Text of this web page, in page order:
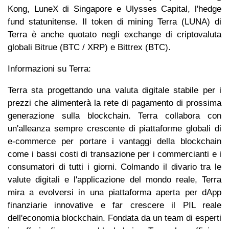
Kong, LuneX di Singapore e Ulysses Capital, l'hedge
fund statunitense. Il token di mining Terra (LUNA) di
Terra è anche quotato negli exchange di criptovaluta
globali Bitrue (BTC / XRP) e Bittrex (BTC).
Informazioni su Terra:
Terra sta progettando una valuta digitale stabile per i
prezzi che alimenterà la rete di pagamento di prossima
generazione sulla blockchain. Terra collabora con
un'alleanza sempre crescente di piattaforme globali di
e-commerce per portare i vantaggi della blockchain
come i bassi costi di transazione per i commercianti e i
consumatori di tutti i giorni. Colmando il divario tra le
valute digitali e l'applicazione del mondo reale, Terra
mira a evolversi in una piattaforma aperta per dApp
finanziarie innovative e far crescere il PIL reale
dell'economia blockchain. Fondata da un team di esperti